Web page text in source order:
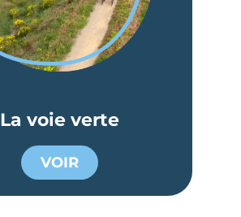
La voie verte
VOIR